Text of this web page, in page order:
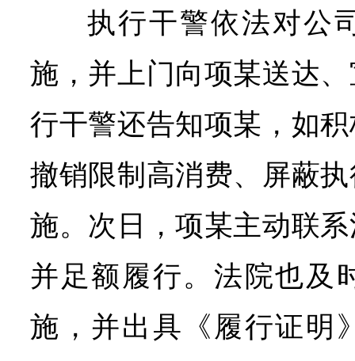
执行干警依法对公
施，并上门向项某送达
行干警还告知项某，如
撤销限制高消费、屏蔽
施。次日，项某主动联
并足额履行。法院也及
施，并出具《履行证明